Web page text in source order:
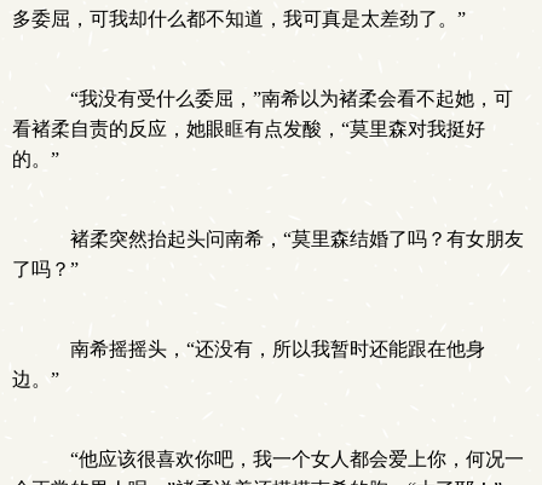
多委屈，可我却什么都不知道，我可真是太差劲了。”
“我没有受什么委屈，”南希以为褚柔会看不起她，可
看褚柔自责的反应，她眼眶有点发酸，“莫里森对我挺好
的。”
褚柔突然抬起头问南希，“莫里森结婚了吗？有女朋友
了吗？”
南希摇摇头，“还没有，所以我暂时还能跟在他身
边。”
“他应该很喜欢你吧，我一个女人都会爱上你，何况一